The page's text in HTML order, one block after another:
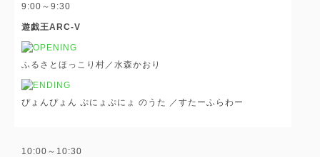
9:00～9:30
遊戯王ARC-V
ふるさとほっこり村／水森かおり
ぴょんぴょん ぷにょぷにょ のうた ／すたーふらわー
10:00～10:30